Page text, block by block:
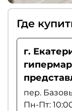
Где
г.
пер.
Пн-Пт: